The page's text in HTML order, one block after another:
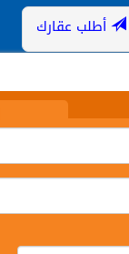
أطلب عقارك